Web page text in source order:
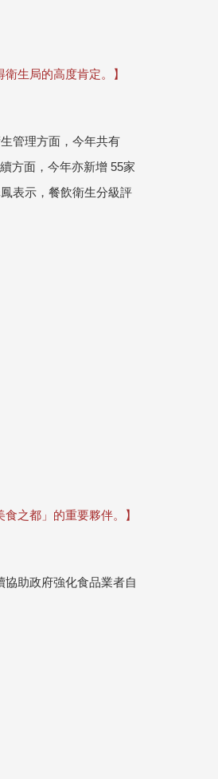
生局的高度肯定。】
管理方面，今年共有
方面，今年亦新增 55家
表示，餐飲衛生分級評
之都」的重要夥伴。】
助政府強化食品業者自